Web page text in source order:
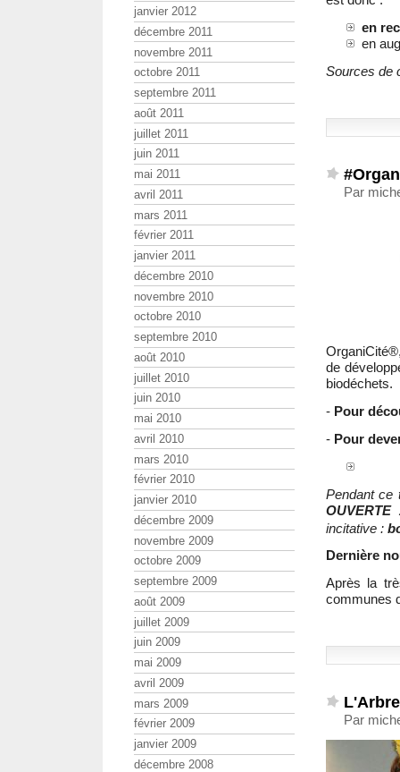
en
en
Sources de
Par
de
biodéchets.
- Pour
- Pour
Pendant ce
incitative :
Dernière
Après la
communes
Par
janvier 2012
décembre 2011
novembre 2011
octobre 2011
septembre 2011
août 2011
juillet 2011
juin 2011
mai 2011
avril 2011
mars 2011
février 2011
janvier 2011
décembre 2010
novembre 2010
octobre 2010
septembre 2010
août 2010
juillet 2010
juin 2010
mai 2010
avril 2010
mars 2010
février 2010
janvier 2010
décembre 2009
novembre 2009
octobre 2009
septembre 2009
août 2009
juillet 2009
juin 2009
mai 2009
avril 2009
mars 2009
février 2009
janvier 2009
décembre 2008